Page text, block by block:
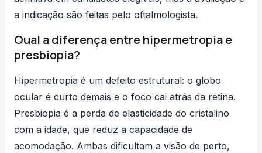
a indicação são feitas pelo oftalmologista.
Qual a diferença entre hipermetropia e
presbiopia?
Hipermetropia é um defeito estrutural: o globo
ocular é curto demais e o foco cai atrás da retina.
Presbiopia é a perda de elasticidade do cristalino
com a idade, que reduz a capacidade de
acomodação. Ambas dificultam a visão de perto,